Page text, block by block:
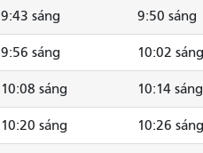
9:43 sáng 9:50 sáng
9:56 sáng 10:02 sáng
10:08 sáng 10:14 sáng
10:20 sáng 10:26 sáng